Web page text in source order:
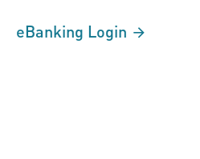
eBanking Login